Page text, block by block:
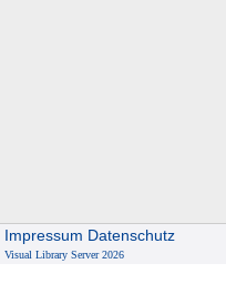
Impressum Datenschutz
Visual Library Server 2026